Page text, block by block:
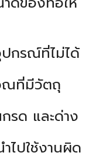
กรณ์ที่ไม่ได้
ณที่มีวัตถุ
รด และด่าง
ไปใช้งานผิด